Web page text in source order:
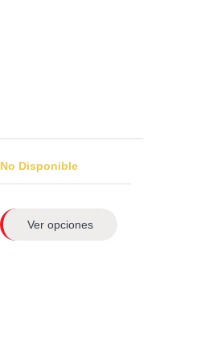
No Disponible
Ver opciones